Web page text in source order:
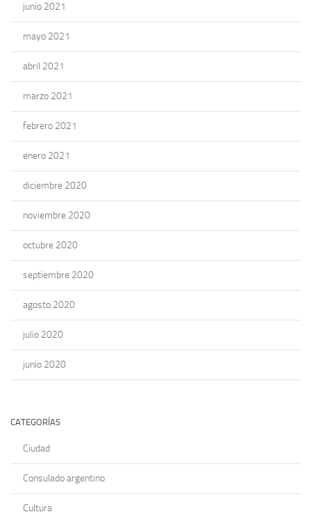
junio 2021
mayo 2021
abril 2021
marzo 2021
febrero 2021
enero 2021
diciembre 2020
noviembre 2020
octubre 2020
septiembre 2020
agosto 2020
julio 2020
junio 2020
CATEGORÍAS
Ciudad
Consulado argentino
Cultura